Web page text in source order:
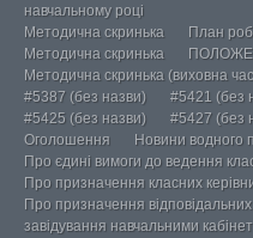
навчальному році
Методична скринька
План
Методична скринька
Методична скринька (виховна
#5387 (без назви)
#5421 (без
#5425 (без назви)
#5427 (без
Оголошення
Новини водного
Про єдині вимоги до ведення
Про призначення класних
Про призначення
завідування навчальними